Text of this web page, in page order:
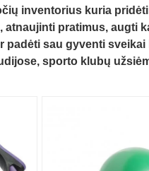
inventorius kuria
atnaujinti pratimus, augti
sau gyventi sveikai
sporto klubų